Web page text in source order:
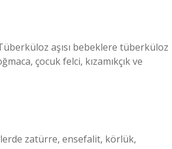
aşısı bebeklere tüberküloz
çocuk felci, kızamıkçık ve
zatürre, ensefalit, körlük,